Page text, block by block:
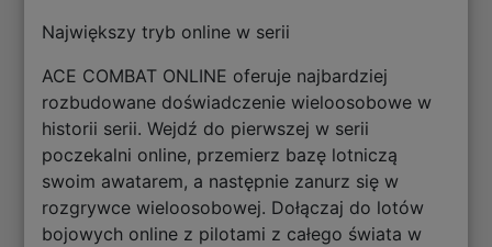
Największy tryb online w serii
ACE COMBAT ONLINE oferuje najbardziej
rozbudowane doświadczenie wieloosobowe w
historii serii. Wejdź do pierwszej w serii
poczekalni online, przemierz bazę lotniczą
swoim awatarem, a następnie zanurz się w
rozgrywce wieloosobowej. Dołączaj do lotów
bojowych online z pilotami z całego świata w